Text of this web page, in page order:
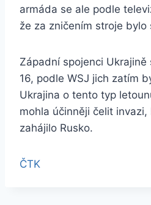
armáda se ale podle
že za zničením stroje bylo
Západní spojenci
16, podle WSJ jich zatím
Ukrajina o tento typ
mohla účinněji čelit
zahájilo Rusko.
ČTK